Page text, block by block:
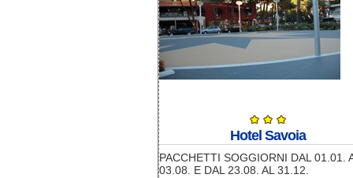
Hotel Savoia
PACCHETTI SOGGIORNI DAL 01.01.
03.08. E DAL 23.08. AL 31.12.